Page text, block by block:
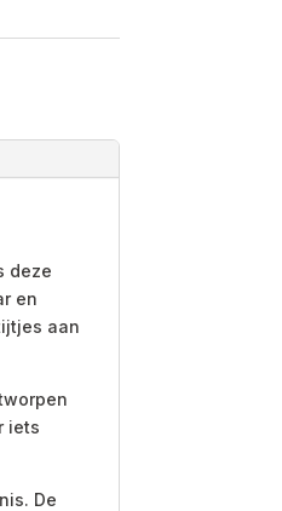
deze
en
aan
iets
De